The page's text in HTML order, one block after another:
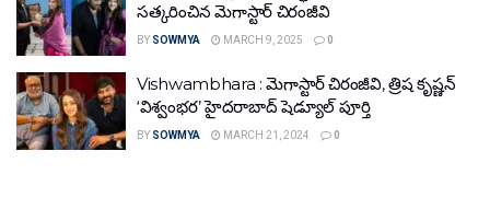
స‌త్క‌రించిన మెగాస్టార్ చిరంజీవి
BY SOWMYA MARCH 9, 2025 0
Vishwambhara : మెగాస్టార్ చిరంజీవి, త్రిష కృష్ణన్
‘విశ్వంభర’ హైదరాబాద్ షెడ్యూల్ పూర్తి
BY SOWMYA MARCH 21, 2024 0